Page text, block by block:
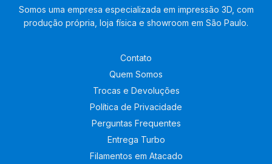
Somos uma empresa especializada em impressão 3D, com
produção própria, loja física e showroom em São Paulo.
Contato
Quem Somos
Trocas e Devoluções
Política de Privacidade
Perguntas Frequentes
Entrega Turbo
Filamentos em Atacado